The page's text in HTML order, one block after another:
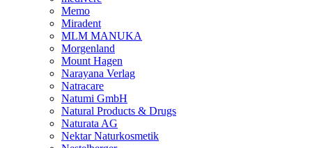
Memo
Miradent
MLM MANUKA
Morgenland
Mount Hagen
Narayana Verlag
Natracare
Natumi GmbH
Natural Products & Drugs
Naturata AG
Nektar Naturkosmetik